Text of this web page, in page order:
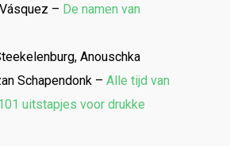
– De namen van
Anouschka
Schapendonk –Alle tijd van
uitstapjes voor drukke